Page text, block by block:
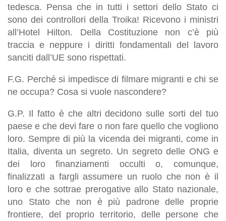
tedesca. Pensa che in tutti i settori dello Stato ci
sono dei controllori della Troika! Ricevono i ministri
all’Hotel Hilton. Della Costituzione non c’è più
traccia e neppure i diritti fondamentali del lavoro
sanciti dall’UE sono rispettati.
F.G. Perché si impedisce di filmare migranti e chi se
ne occupa? Cosa si vuole nascondere?
G.P. Il fatto è che altri decidono sulle sorti del tuo
paese e che devi fare o non fare quello che vogliono
loro. Sempre di più la vicenda dei migranti, come in
Italia, diventa un segreto. Un segreto delle ONG e
dei loro finanziamenti occulti o, comunque,
finalizzati a fargli assumere un ruolo che non è il
loro e che sottrae prerogative allo Stato nazionale,
uno Stato che non è più padrone delle proprie
frontiere, del proprio territorio, delle persone che